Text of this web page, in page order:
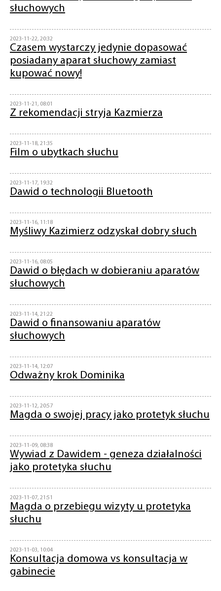
słuchowych
2023-11-22, 20:32
Czasem wystarczy jedynie dopasować
posiadany aparat słuchowy zamiast
kupować nowy!
2023-11-21, 08:01
Z rekomendacji stryja Kazmierza
2023-11-18, 21:35
Film o ubytkach słuchu
2023-11-17, 19:32
Dawid o technologii Bluetooth
2023-11-16, 11:18
Myśliwy Kazimierz odzyskał dobry słuch
2023-11-16, 08:05
Dawid o błędach w dobieraniu aparatów
słuchowych
2023-11-14, 21:22
Dawid o finansowaniu aparatów
słuchowych
2023-11-14, 12:07
Odważny krok Dominika
2023-11-12, 20:57
Magda o swojej pracy jako protetyk słuchu
2023-11-09, 08:38
Wywiad z Dawidem - geneza działalności
jako protetyka słuchu
2023-11-07, 21:51
Magda o przebiegu wizyty u protetyka
słuchu
2023-11-03, 10:04
Konsultacja domowa vs konsultacja w
gabinecie